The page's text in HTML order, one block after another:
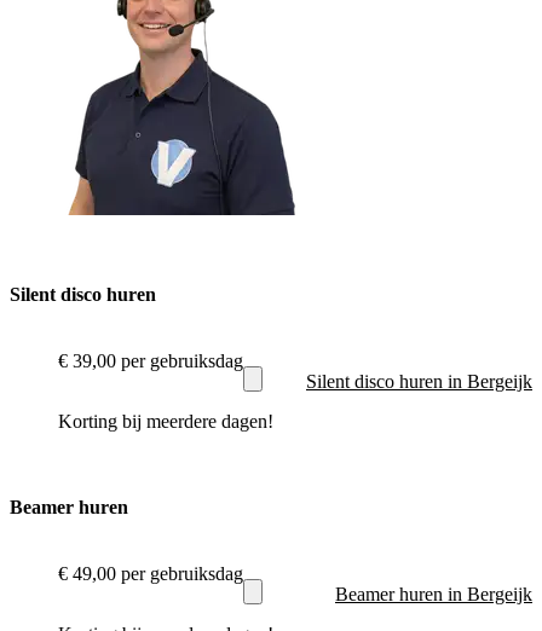
Silent disco huren
€ 39,00 per gebruiksdag
Korting bij meerdere dagen!
Silent disco huren in Bergeijk
Beamer huren
€ 49,00 per gebruiksdag
Beamer huren in Bergeijk